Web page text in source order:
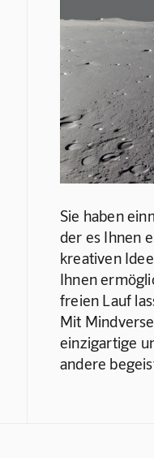
Sie haben
der es Ihnen
kreativen
Ihnen
freien Lauf
Mit
einzigartige
andere